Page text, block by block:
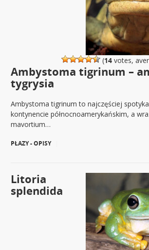
(14votes,
Ambystoma tigrinum –
tygrysia
Ambystoma tigrinum to najczęściej
kontynencie północnoamerykańskim, a
mavortium…
PŁAZY - OPISY
Litoria
splendida